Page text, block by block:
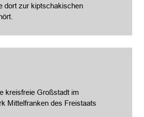
dort zur kiptschakischen
kreisfreie Großstadt im
Mittelfranken des Freistaats